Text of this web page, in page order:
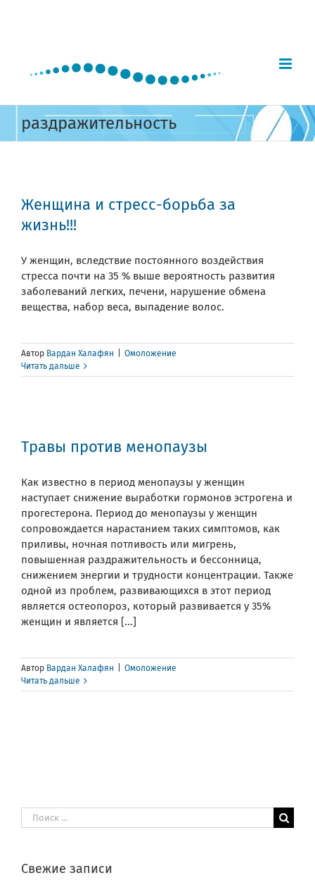
раздражительность
Женщина и стресс-борьба за
жизнь!!!
У женщин, вследствие постоянного воздействия
стресса почти на 35 % выше вероятность развития
заболеваний легких, печени, нарушение обмена
вещества, набор веса, выпадение волос.
Автор Вардан Халафян
Омоложение
Читать дальше
Травы против менопаузы
Как известно в период менопаузы у женщин
наступает снижение выработки гормонов эстрогена и
прогестерона. Период до менопаузы у женщин
сопровождается нарастанием таких симптомов, как
приливы, ночная потливость или мигрень,
повышенная раздражительность и бессонница,
снижением энергии и трудности концентрации. Также
одной из проблем, развивающихся в этот период
является остеопороз, который развивается у 35%
женщин и является [...]
Автор Вардан Халафян
Омоложение
Читать дальше
Результат
поиска:
Свежие записи